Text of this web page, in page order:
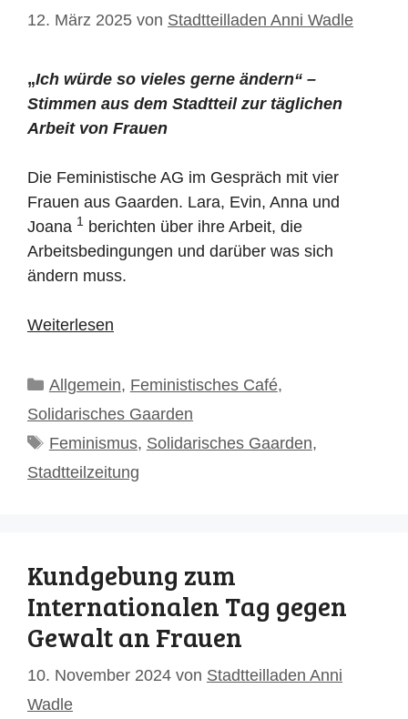
12. März 2025 von Stadtteilladen Anni Wadle
„Ich würde so vieles gerne ändern“ –
Stimmen aus dem Stadtteil zur täglichen
Arbeit von Frauen
Die Feministische AG im Gespräch mit vier
Frauen aus Gaarden. Lara, Evin, Anna und
Joana 1
berichten über ihre Arbeit, die
Arbeitsbedingungen und darüber was sich
ändern muss.
Weiterlesen
Kategorien
Allgemein, Feministisches Café,
Solidarisches Gaarden
Schlagwörter
Feminismus, Solidarisches Gaarden,
Stadtteilzeitung
Kundgebung zum
Internationalen Tag gegen
Gewalt an Frauen
10. November 2024 von Stadtteilladen Anni
Wadle